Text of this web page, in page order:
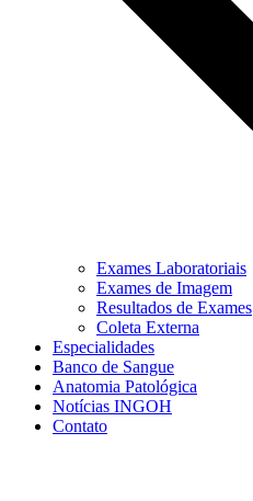
Exames Laboratoriais
Exames de Imagem
Resultados de Exames
Coleta Externa
Especialidades
Banco de Sangue
Anatomia Patológica
Notícias INGOH
Contato